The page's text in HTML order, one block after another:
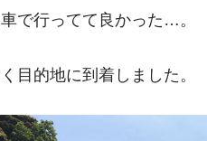
で行ってて良かった…。
目的地に到着しました。